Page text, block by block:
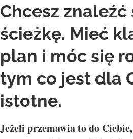
Chcesz znaleźć
ścieżkę. Mieć
plan i móc się
tym co jest dla
istotne.
Jeżeli przemawia to do